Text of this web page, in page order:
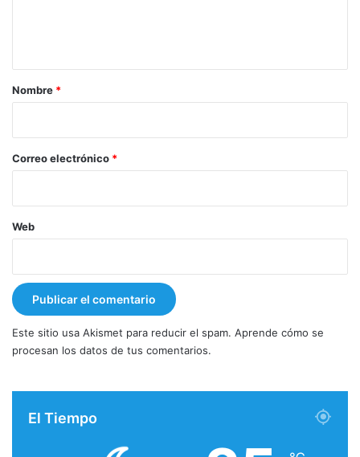
r
*
Nombre *
Correo electrónico *
Web
Este sitio usa Akismet para reducir el spam. Aprende cómo se
procesan los datos de tus comentarios.
El Tiempo